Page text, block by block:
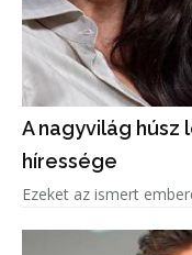
A nagyvilág
híressége
Ezeket az ismert